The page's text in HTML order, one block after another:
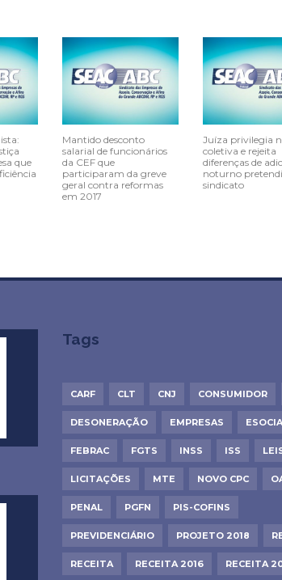
que
Mantido desconto
salarial de funcionários
da CEF que
participaram da greve
geral contra reformas
em 2017
Juíza privilegia
coletiva e rejeita
diferenças de
noturno
sindicato
Tags
CARF CLT CNJ CONSUMIDOR
DESONERAÇÃO EMPRESAS
FEBRAC FGTS INSS ISS
LICITAÇÕES MTE NOVO CPC
PENAL PGFN PIS-COFINS
PREVIDENCIÁRIO PROJETO 2018
RECEITA RECEITA 2016 RECEITA